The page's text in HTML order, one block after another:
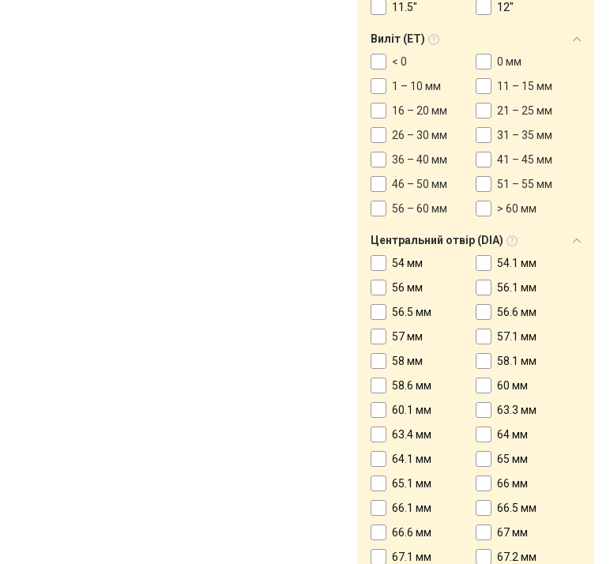
11.5"
12"
Виліт (ET)
< 0
0 мм
1 – 10 мм
11 – 15 мм
16 – 20 мм
21 – 25 мм
26 – 30 мм
31 – 35 мм
36 – 40 мм
41 – 45 мм
46 – 50 мм
51 – 55 мм
56 – 60 мм
> 60 мм
Центральний отвір (DIA)
54 мм
54.1 мм
56 мм
56.1 мм
56.5 мм
56.6 мм
57 мм
57.1 мм
58 мм
58.1 мм
58.6 мм
60 мм
60.1 мм
63.3 мм
63.4 мм
64 мм
64.1 мм
65 мм
65.1 мм
66 мм
66.1 мм
66.5 мм
66.6 мм
67 мм
67.1 мм
67.2 мм